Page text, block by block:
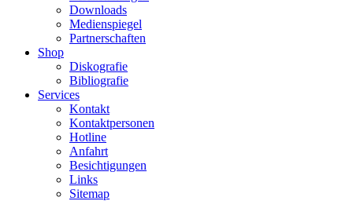
Downloads
Medienspiegel
Partnerschaften
Shop
Diskografie
Bibliografie
Services
Kontakt
Kontaktpersonen
Hotline
Anfahrt
Besichtigungen
Links
Sitemap